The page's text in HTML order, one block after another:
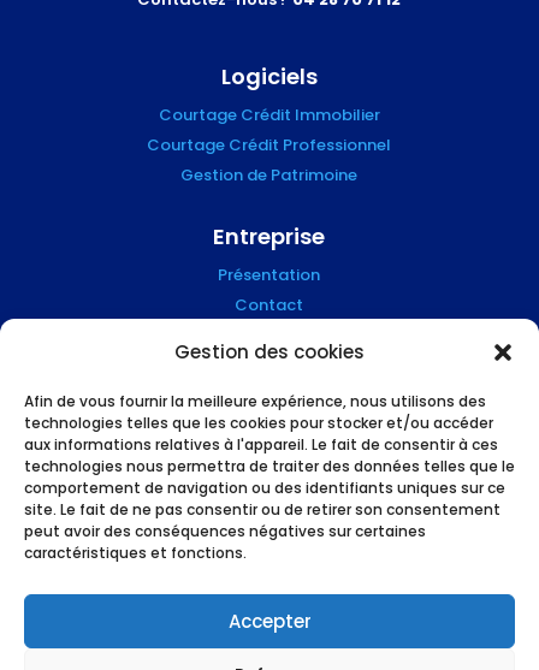
Gestion des cookies
Afin de vous fournir la meilleure expérience, nous utilisons des
technologies telles que les cookies pour stocker et/ou accéder
aux informations relatives à l'appareil. Le fait de consentir à ces
technologies nous permettra de traiter des données telles que le
comportement de navigation ou des identifiants uniques sur ce
site. Le fait de ne pas consentir ou de retirer son consentement
peut avoir des conséquences négatives sur certaines
caractéristiques et fonctions.
Accepter
Logiciels
Courtage Crédit Immobilier
Courtage Crédit Professionnel
Gestion de Patrimoine
Entreprise
Présentation
Contact
Mention Légales
Suivez-nous !
Grenoble !